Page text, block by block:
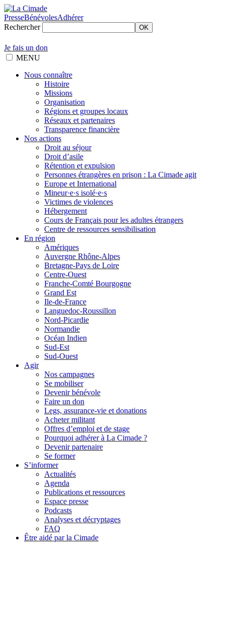
PresseBénévolesAdhérer
Rechercher
OK
Je fais un don
MENU
Nous connaître
Histoire
Missions
Organisation
Régions et groupes locaux
Réseaux et partenaires
Transparence financière
Nos actions
Droit au séjour
Droit d’asile
Rétention et expulsion
Personnes étrangères en prison : La Cimade agit
Europe et International
Mineur·e·s isolé·e·s
Victimes de violences
Hébergement
Cours de Français pour les adultes étrangers
Centre de ressources sensibilisation
En région
Amériques
Auvergne Rhône-Alpes
Bretagne-Pays de Loire
Centre-Ouest
Franche-Comté Bourgogne
Grand Est
Ile-de-France
Languedoc-Roussillon
Nord-Picardie
Normandie
Océan Indien
Sud-Est
Sud-Ouest
Agir
Nos campagnes
Se mobiliser
Devenir bénévole
Faire un don
Legs, assurance-vie et donations
Acheter militant
Offres d’emploi et de stage
Pourquoi adhérer à La Cimade ?
Devenir partenaire
Se former
S’informer
Actualités
Agenda
Publications et ressources
Espace presse
Podcasts
Analyses et décryptages
FAQ
Être aidé par la Cimade